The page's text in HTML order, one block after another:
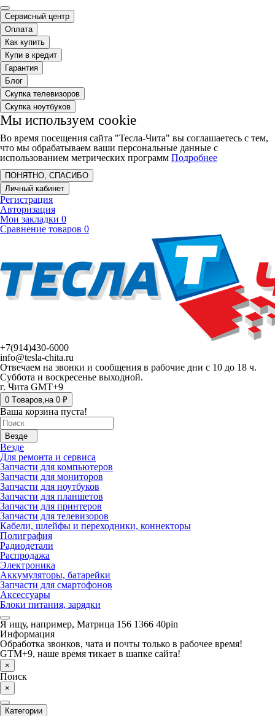
Сервисный центр
Оплата
Как купить
Купи в кредит
Гарантия
Блог
Скупка телевизоров
Скупка ноутбуков
Мы используем cookie
Во время посещения сайта "Тесла-Чита" вы соглашаетесь с тем,
что мы обрабатываем ваши персональные данные с
использованием метрических программ Подробнее
ПОНЯТНО, СПАСИБО
Личный кабинет
Регистрация
Авторизация
Мои закладки 0
Сравнение товаров 0
+7(914)430-6000
info@tesla-chita.ru
Отвечаем на звонки и сообщения в рабочие дни с 10 до 18 ч.
Суббота и воскресенье выходной.
г. Чита GMT+9
0 Tоваров,на 0 ₽
Ваша корзина пуста!
Везде
Везде
Для ремонта и сервиса
Запчасти для компьютеров
Запчасти для мониторов
Запчасти для ноутбуков
Запчасти для планшетов
Запчасти для принтеров
Запчасти для телевизоров
Кабели, шлейфы и переходники, коннекторы
Полиграфия
Радиодетали
Распродажа
Электроника
Аккумуляторы, батарейки
Запчасти для смартофонов
Аксессуары
Блоки питания, зарядки
Я ищу, например, Матрица 156 1366 40pin
Информация
Обработка звонков, чата и почты только в рабочее время!
GTM+9, наше время тикает в шапке сайта!
×
Поиск
×
Категории